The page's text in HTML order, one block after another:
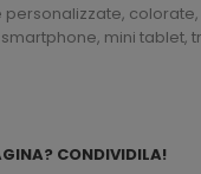
personalizzate,
mini tablet,
CONDIVIDILA!